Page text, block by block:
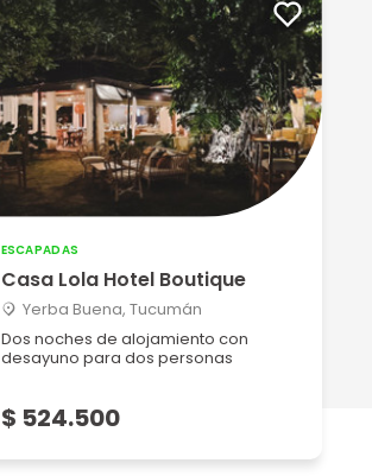
ESCAPADAS
Casa Lola Hotel Boutique
Yerba Buena, Tucumán
Dos noches de alojamiento con
desayuno para dos personas
$ 524.500